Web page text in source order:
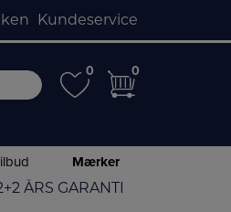
Kundeservice
0
0 0
0
Mærker
ÅRS GARANTI